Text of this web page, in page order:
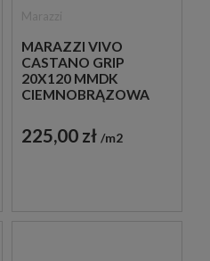
MARAZZI VIVO
CASTANO GRIP
20X120 MMDK
CIEMNOBRĄZOWA
DREWNOPODOBNA
225,00 zł m2